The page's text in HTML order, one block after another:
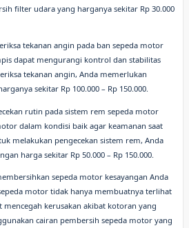
filter udara yang harganya sekitar Rp 30.000
tekanan angin pada ban sepeda motor
dapat mengurangi kontrol dan stabilitas
tekanan angin, Anda memerlukan
sekitar Rp 100.000 – Rp 150.000.
rutin pada sistem rem sepeda motor
dalam kondisi baik agar keamanan saat
melakukan pengecekan sistem rem, Anda
harga sekitar Rp 50.000 – Rp 150.000.
sepeda motor kesayangan Anda
motor tidak hanya membuatnya terlihat
kerusakan akibat kotoran yang
cairan pembersih sepeda motor yang